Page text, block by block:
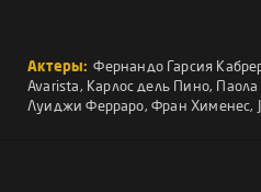
Актеры: Фернандо Гарсия
Avarista, Карлос дель Пино,
Луиджи Ферраро,Фран Хименес,